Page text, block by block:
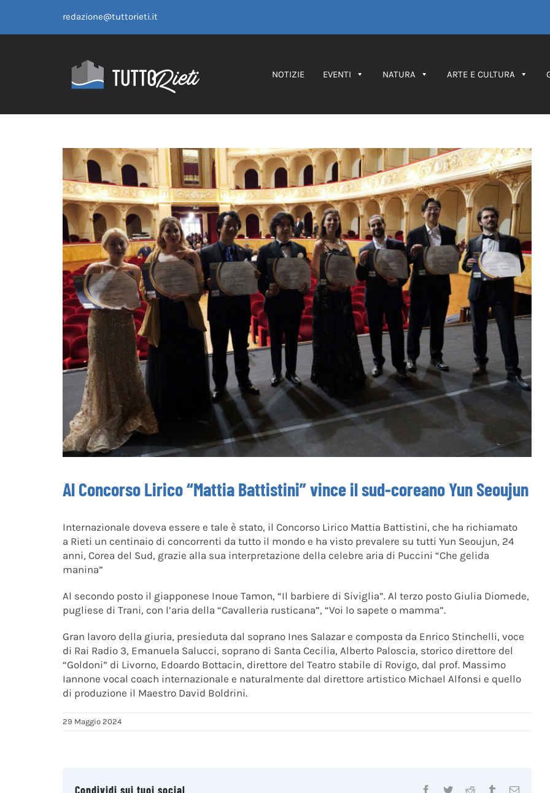
contenuto
redazione@tuttorieti.it
NOTIZIE EVENTI NATURA ARTE E CULTURA
Al Concorso Lirico “Mattia Battistini” vince il sud-coreano Yun Seoujun
Internazionale doveva essere e tale è stato, il Concorso Lirico Mattia Battistini, che ha richiamato
a Rieti un centinaio di concorrenti da tutto il mondo e ha visto prevalere su tutti Yun Seoujun, 24
anni, Corea del Sud, grazie alla sua interpretazione della celebre aria di Puccini “Che gelida
manina”
Al secondo posto il giapponese Inoue Tamon, “Il barbiere di Siviglia”. Al terzo posto Giulia Diomede,
pugliese di Trani, con l’aria della “Cavalleria rusticana”, “Voi lo sapete o mamma”.
Gran lavoro della giuria, presieduta dal soprano Ines Salazar e composta da Enrico Stinchelli, voce
di Rai Radio 3, Emanuela Salucci, soprano di Santa Cecilia, Alberto Paloscia, storico direttore del
“Goldoni” di Livorno, Edoardo Bottacin, direttore del Teatro stabile di Rovigo, dal prof. Massimo
Iannone vocal coach internazionale e naturalmente dal direttore artistico Michael Alfonsi e quello
di produzione il Maestro David Boldrini.
29 Maggio 2024
Condividi sui tuoi social Facebook
TwitterReddit TumblrEmail